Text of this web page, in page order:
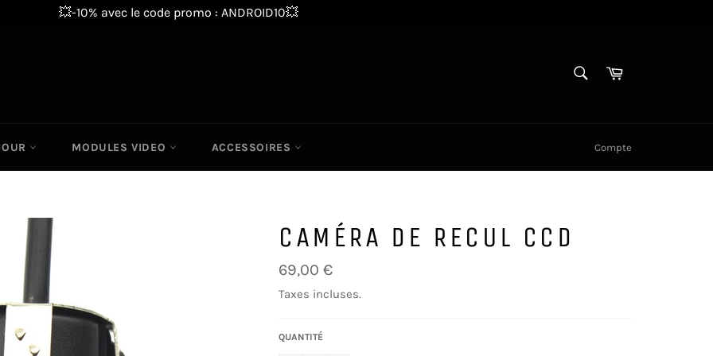
💥-10% avec le code promo : ANDROID10💥
Panier
MODULES VIDEO ACCESSOIRES Compte
CAMÉRA DE RECUL CCD
Prix
régulier
69,00 €
Taxes incluses.
QUANTITÉ